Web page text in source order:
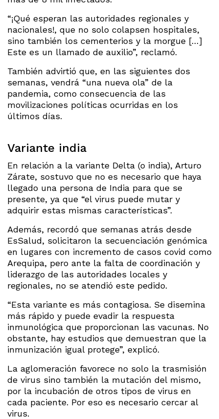
“¡Qué esperan las autoridades regionales y
nacionales!, que no solo colapsen hospitales,
sino también los cementerios y la morgue […]
Este es un llamado de auxilio”, reclamó.
También advirtió que, en las siguientes dos
semanas, vendrá “una nueva ola” de la
pandemia, como consecuencia de las
movilizaciones políticas ocurridas en los
últimos días.
Variante india
En relación a la variante Delta (o india), Arturo
Zárate, sostuvo que no es necesario que haya
llegado una persona de India para que se
presente, ya que “el virus puede mutar y
adquirir estas mismas características”.
Además, recordó que semanas atrás desde
EsSalud, solicitaron la secuenciación genómica
en lugares con incremento de casos covid como
Arequipa, pero ante la falta de coordinación y
liderazgo de las autoridades locales y
regionales, no se atendió este pedido.
“Esta variante es más contagiosa. Se disemina
más rápido y puede evadir la respuesta
inmunológica que proporcionan las vacunas. No
obstante, hay estudios que demuestran que la
inmunización igual protege”, explicó.
La aglomeración favorece no solo la trasmisión
de virus sino también la mutación del mismo,
por la incubación de otros tipos de virus en
cada paciente. Por eso es necesario cercar al
virus.